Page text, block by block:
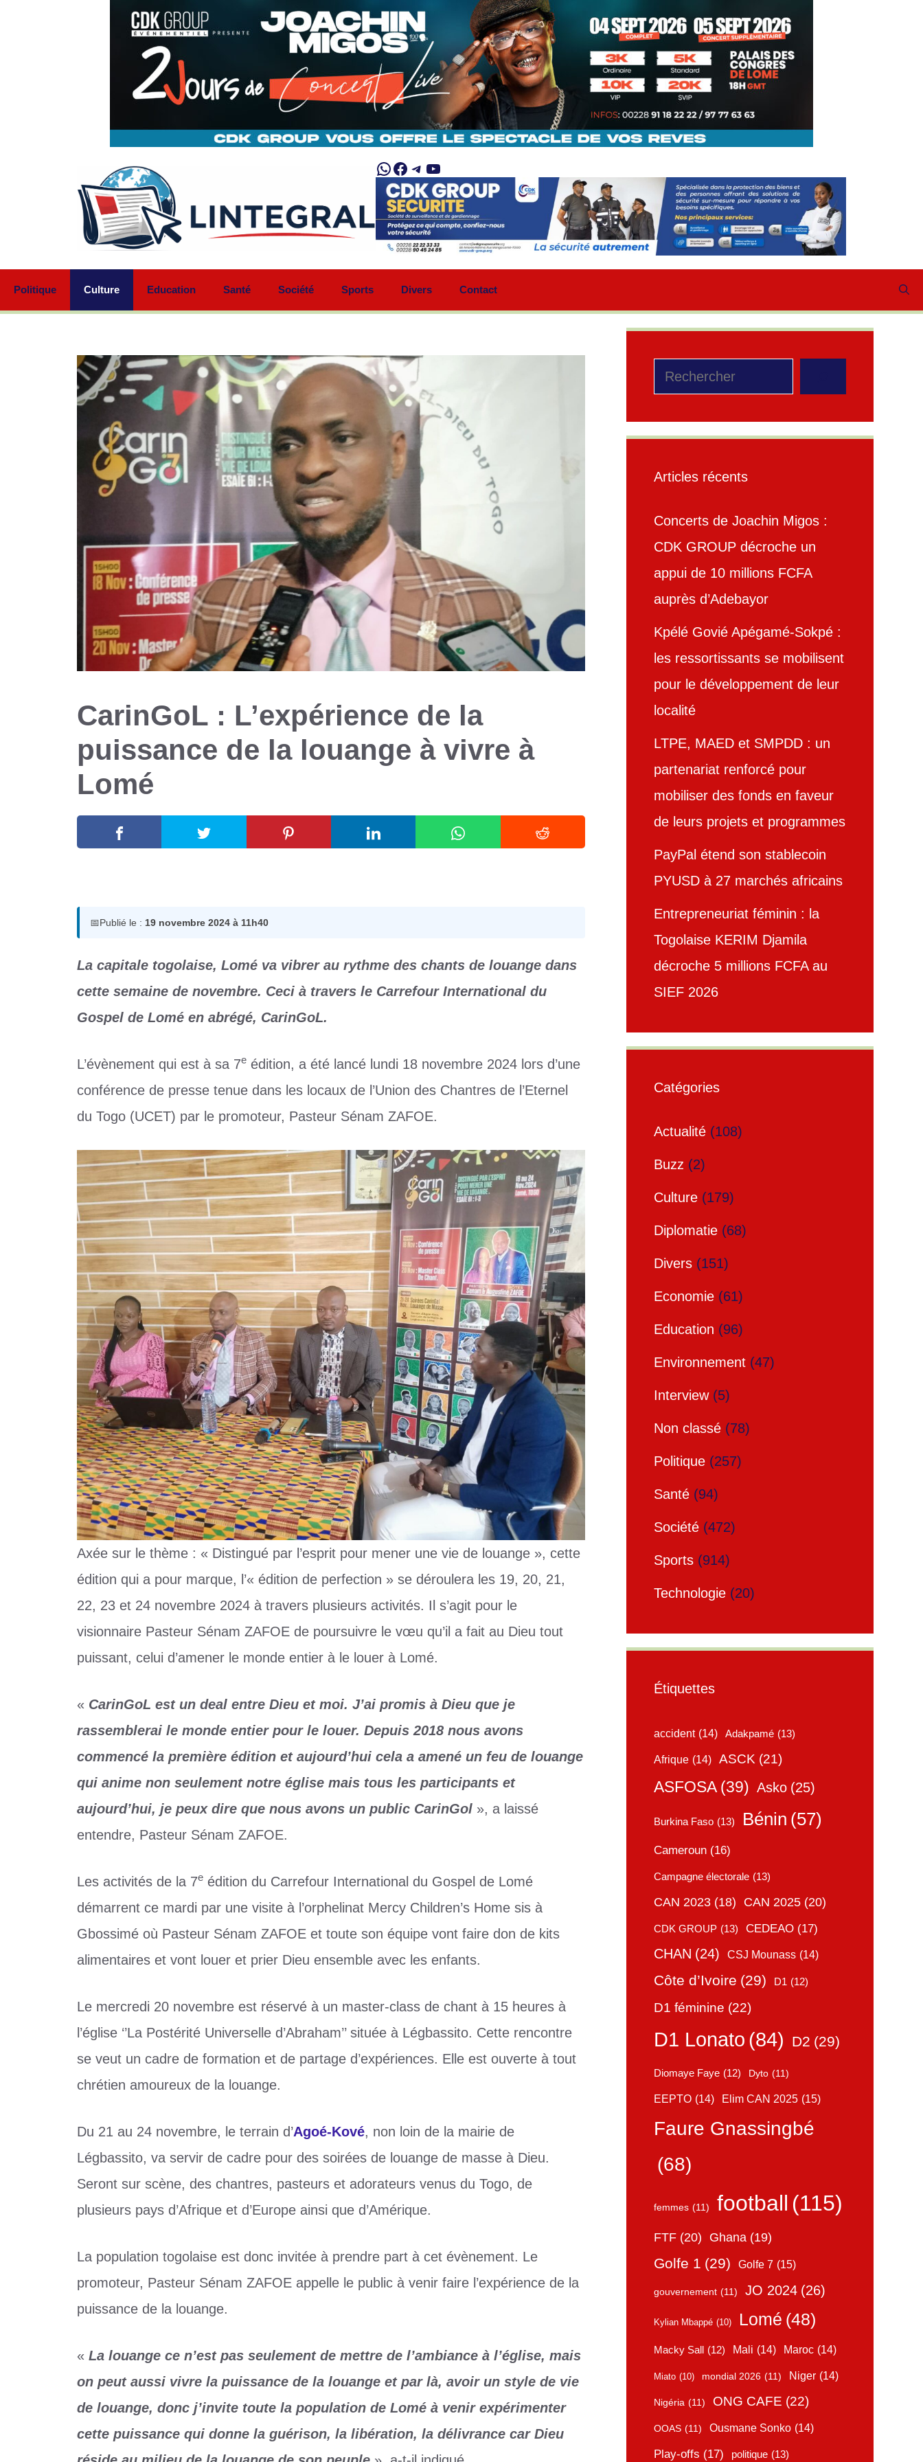
WhatsApp
Facebook
Telegram
YouTube
Politique Culture Education Santé Société Sports Divers Contact
CarinGoL : L’expérience de la
puissance de la louange à vivre à
Lomé
📅Publié le : 19 novembre 2024 à 11h40
La capitale togolaise, Lomé va vibrer au rythme des chants de louange dans
cette semaine de novembre. Ceci à travers le Carrefour International du
Gospel de Lomé en abrégé, CarinGoL.
L’évènement qui est à sa 7e édition, a été lancé lundi 18 novembre 2024 lors d’une
conférence de presse tenue dans les locaux de l’Union des Chantres de l’Eternel
du Togo (UCET) par le promoteur, Pasteur Sénam ZAFOE.
Axée sur le thème : « Distingué par l’esprit pour mener une vie de louange », cette
édition qui a pour marque, l’« édition de perfection » se déroulera les 19, 20, 21,
22, 23 et 24 novembre 2024 à travers plusieurs activités. Il s’agit pour le
visionnaire Pasteur Sénam ZAFOE de poursuivre le vœu qu’il a fait au Dieu tout
puissant, celui d’amener le monde entier à le louer à Lomé.
« CarinGoL est un deal entre Dieu et moi. J’ai promis à Dieu que je
rassemblerai le monde entier pour le louer. Depuis 2018 nous avons
commencé la première édition et aujourd’hui cela a amené un feu de louange
qui anime non seulement notre église mais tous les participants et
aujourd’hui, je peux dire que nous avons un public CarinGol », a laissé
entendre, Pasteur Sénam ZAFOE.
Les activités de la 7e édition du Carrefour International du Gospel de Lomé
démarrent ce mardi par une visite à l’orphelinat Mercy Children’s Home sis à
Gbossimé où Pasteur Sénam ZAFOE et toute son équipe vont faire don de kits
alimentaires et vont louer et prier Dieu ensemble avec les enfants.
Le mercredi 20 novembre est réservé à un master-class de chant à 15 heures à
l’église ‘’La Postérité Universelle d’Abraham’’ située à Légbassito. Cette rencontre
se veut un cadre de formation et de partage d’expériences. Elle est ouverte à tout
chrétien amoureux de la louange.
Du 21 au 24 novembre, le terrain d’Agoé-Kové, non loin de la mairie de
Légbassito, va servir de cadre pour des soirées de louange de masse à Dieu.
Seront sur scène, des chantres, pasteurs et adorateurs venus du Togo, de
plusieurs pays d’Afrique et d’Europe ainsi que d’Amérique.
La population togolaise est donc invitée à prendre part à cet évènement. Le
promoteur, Pasteur Sénam ZAFOE appelle le public à venir faire l’expérience de la
puissance de la louange.
« La louange ce n’est pas seulement de mettre de l’ambiance à l’église, mais
on peut aussi vivre la puissance de la louange et par là, avoir un style de vie
de louange, donc j’invite toute la population de Lomé à venir expérimenter
cette puissance qui donne la guérison, la libération, la délivrance car Dieu
Rechercher
Articles récents
Concerts de Joachin Migos :
CDK GROUP décroche un
appui de 10 millions FCFA
auprès d’Adebayor
Kpélé Govié Apégamé-Sokpé :
les ressortissants se mobilisent
pour le développement de leur
localité
LTPE, MAED et SMPDD : un
partenariat renforcé pour
mobiliser des fonds en faveur
de leurs projets et programmes
PayPal étend son stablecoin
PYUSD à 27 marchés africains
Entrepreneuriat féminin : la
Togolaise KERIM Djamila
décroche 5 millions FCFA au
SIEF 2026
Catégories
Actualité (108)
Buzz (2)
Culture (179)
Diplomatie (68)
Divers (151)
Economie (61)
Education (96)
Environnement (47)
Interview(5)
Non classé (78)
Politique (257)
Santé (94)
Société (472)
Sports (914)
Technologie (20)
Étiquettes
accident (14) Adakpamé (13)
Afrique (14) ASCK (21)
ASFOSA (39) Asko (25)
Burkina Faso (13) Bénin (57)
Cameroun (16)
Campagne électorale (13)
CAN 2023 (18) CAN 2025 (20)
CDK GROUP (13) CEDEAO (17)
CHAN (24) CSJ Mounass (14)
Côte d’Ivoire (29) D1 (12)
D1 féminine (22)
D1 Lonato (84) D2 (29)
Diomaye Faye (12) Dyto (11)
EEPTO (14) Elim CAN 2025 (15)
Faure Gnassingbé
(68)
femmes (11) football (115)
FTF (20) Ghana (19)
Golfe 1 (29) Golfe 7 (15)
gouvernement (11) JO 2024 (26)
Kylian Mbappé (10) Lomé (48)
Macky Sall (12) Mali (14) Maroc (14)
Miato (10) mondial 2026 (11) Niger (14)
Nigéria (11) ONG CAFE (22)
OOAS (11) Ousmane Sonko (14)
Play-offs (17) politique (13)